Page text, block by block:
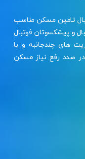
تامین مسکن مناسب
و پیشکسوتان فوتبال
های چندجانبه و با
صدد رفع نیاز مسکن